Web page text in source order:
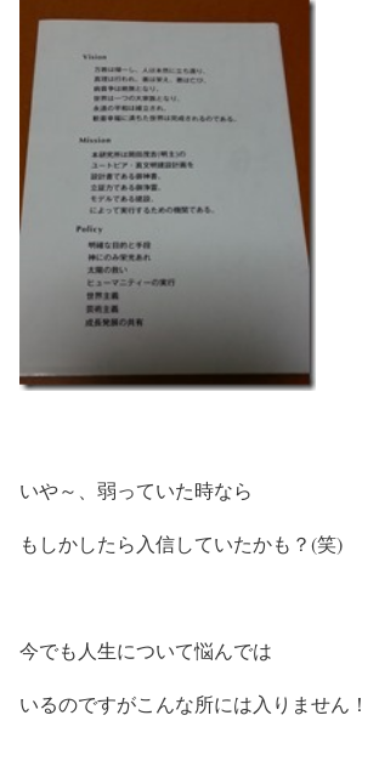
いや～、弱っていた時なら
もしかしたら入信していたかも？(笑)
今でも人生について悩んでは
いるのですがこんな所には入りません！